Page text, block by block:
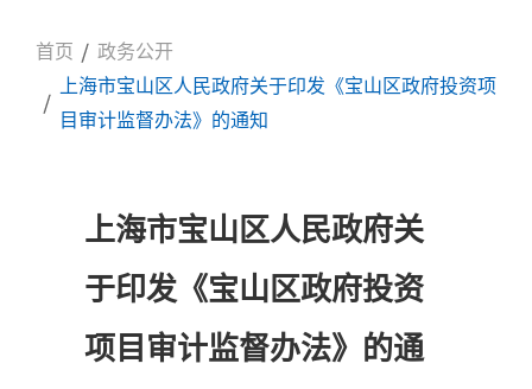
首页
政务公开
上海市宝山区人民政府关于印发《宝山区政府投资项
目审计监督办法》的通知
上海市宝山区人民政府关
于印发《宝山区政府投资
项目审计监督办法》的通